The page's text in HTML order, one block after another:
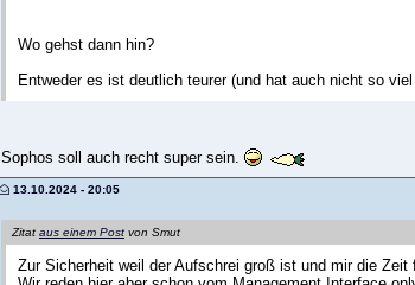
Wo gehst dann hin?
Entweder es ist deutlich teurer (und hat auch nicht so
Sophos soll auch recht super sein.
13.10.2024 - 20:05
Zitat aus einem Post von Smut
Zur Sicherheit weil der Aufschrei groß ist und mir die Zeit